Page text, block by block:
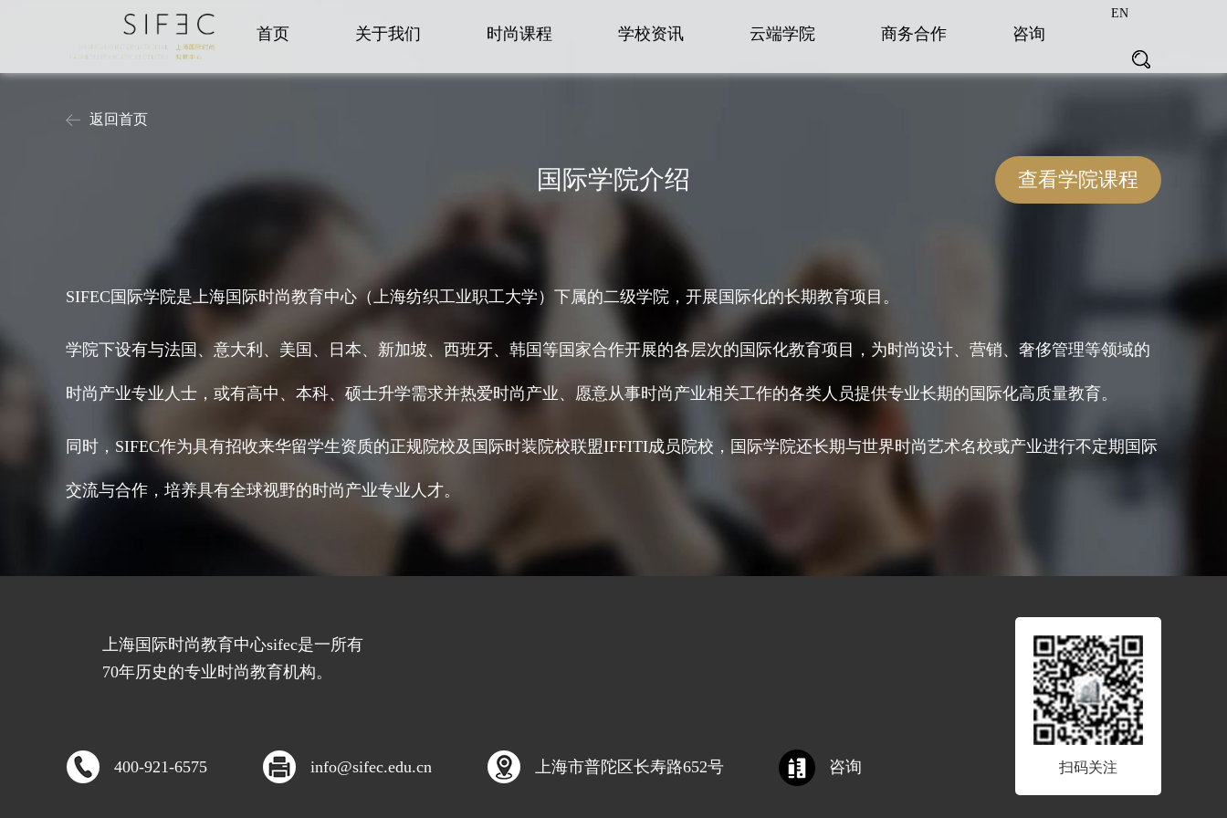
首页 关于我们 时尚课程 学校资讯 云端学院 商务合作 咨询
EN
返回首页
国际学院介绍 查看学院课程
SIFEC国际学院是上海国际时尚教育中心（上海纺织工业职工大学）下属的二级学院，开展国际化的长期教育项目。
学院下设有与法国、意大利、美国、日本、新加坡、西班牙、韩国等国家合作开展的各层次的国际化教育项目，为时尚设计、营销、奢侈管理等领域的
时尚产业专业人士，或有高中、本科、硕士升学需求并热爱时尚产业、愿意从事时尚产业相关工作的各类人员提供专业长期的国际化高质量教育。
同时，SIFEC作为具有招收来华留学生资质的正规院校及国际时装院校联盟IFFITI成员院校，国际学院还长期与世界时尚艺术名校或产业进行不定期国际
交流与合作，培养具有全球视野的时尚产业专业人才。
上海国际时尚教育中心sifec是一所有
70年历史的专业时尚教育机构。
400-921-6575 info@sifec.edu.cn 上海市普陀区长寿路652号 咨询 扫码关注